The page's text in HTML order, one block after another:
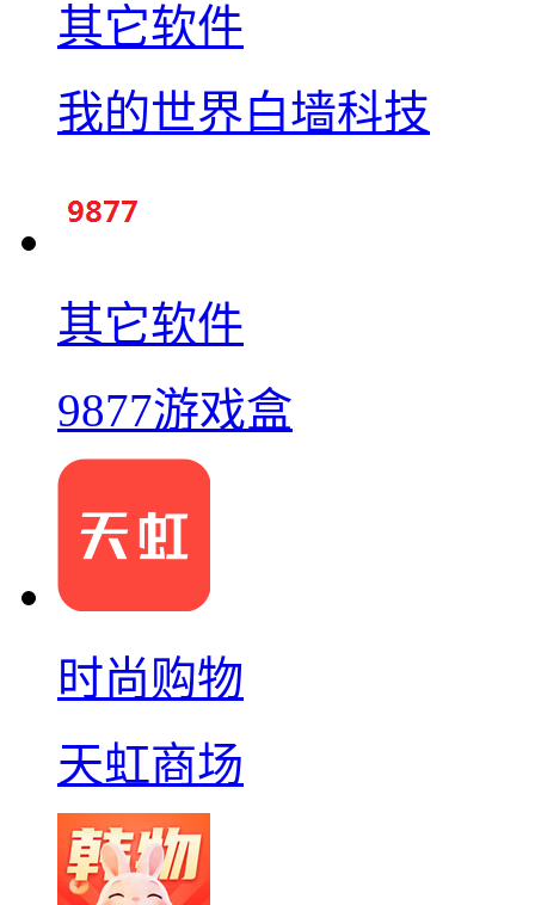
其它软件
我的世界白墙科技
其它软件
9877游戏盒
时尚购物
天虹商场